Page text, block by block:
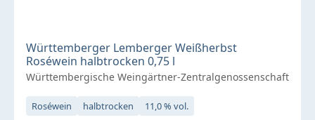
Württemberger Lemberger Weißherbst
Roséwein halbtrocken 0,75 l
Württembergische Weingärtner-Zentralgenossenschaft
Roséwein halbtrocken 11,0 % vol.